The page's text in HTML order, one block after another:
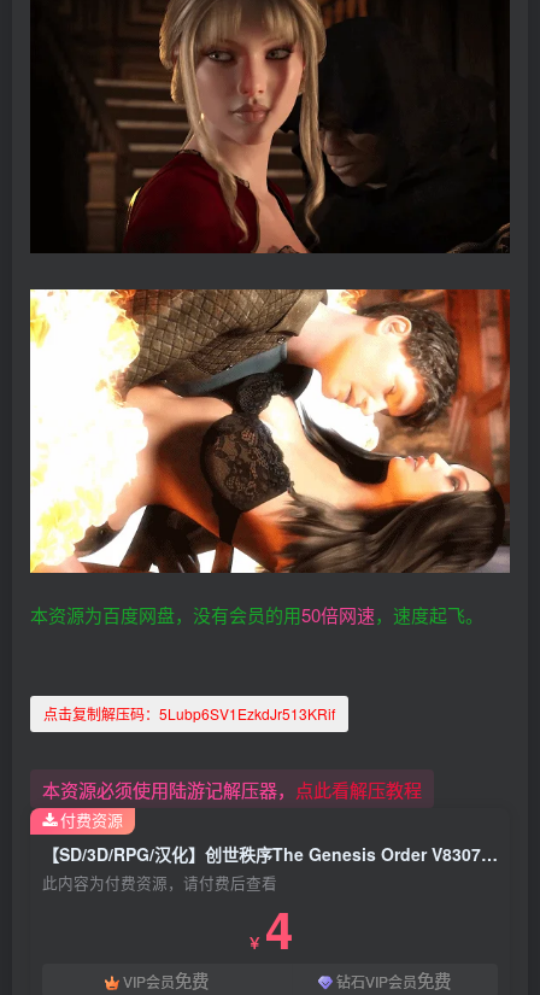
本资源为百度网盘，没有会员的用50倍网速，速度起飞。
点击复制解压码： 5Lubp6SV1EzkdJr513KRif
本资源必须使用陆游记解压器， 点此看解压教程
【SD/3D/RPG/汉化】创世秩序The Genesis Order V83072 双端精翻汉化作弊版【11G】
此内容为付费资源，请付费后查看
￥ 4
VIP会员免费 钻石VIP会员免费
付费资源